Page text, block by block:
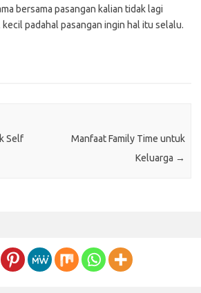
bersama pasangan kalian tidak lagi
padahal pasangan ingin hal itu selalu.
Self
Manfaat Family Time untuk
Keluarga →